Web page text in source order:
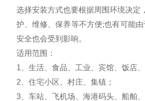
选择安装方式也要根据周围环境决定
护、维修、保养等不方便;也有可能
安全也会受到影响。
适用范围：
1、生活、食品、工业、宾馆、饭店
2、住宅小区、村庄、集镇；
3、车站、飞机场、海港码头、船舶、